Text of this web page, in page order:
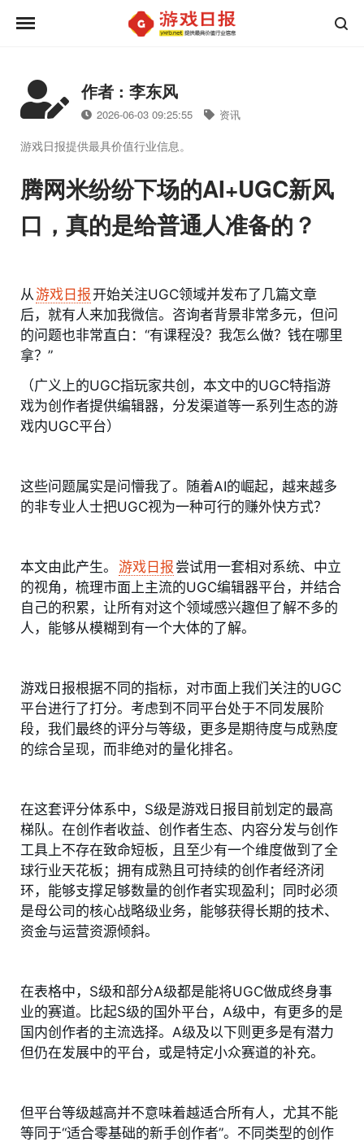
作者 : 李东风
2026-06-03 09:25:55 资讯
游戏日报提供最具价值行业信息。
腾网米纷纷下场的AI+UGC新风
口，真的是给普通人准备的？
从 游戏日报开始关注UGC领域并发布了几篇文章
后，就有人来加我微信。咨询者背景非常多元，但问
的问题也非常直白：“有课程没？我怎么做？钱在哪里
拿？”
（广义上的UGC指玩家共创，本文中的UGC特指游
戏为创作者提供编辑器，分发渠道等一系列生态的游
戏内UGC平台）
这些问题属实是问懵我了。随着AI的崛起，越来越多
的非专业人士把UGC视为一种可行的赚外快方式？
本文由此产生。 游戏日报 尝试用一套相对系统、中立
的视角，梳理市面上主流的UGC编辑器平台，并结合
自己的积累，让所有对这个领域感兴趣但了解不多的
人，能够从模糊到有一个大体的了解。
游戏日报根据不同的指标，对市面上我们关注的UGC
平台进行了打分。考虑到不同平台处于不同发展阶
段，我们最终的评分与等级，更多是期待度与成熟度
的综合呈现，而非绝对的量化排名。
在这套评分体系中，S级是游戏日报目前划定的最高
梯队。在创作者收益、创作者生态、内容分发与创作
工具上不存在致命短板，且至少有一个维度做到了全
球行业天花板；拥有成熟且可持续的创作者经济闭
环，能够支撑足够数量的创作者实现盈利；同时必须
是母公司的核心战略级业务，能够获得长期的技术、
资金与运营资源倾斜。
在表格中，S级和部分A级都是能将UGC做成终身事
业的赛道。比起S级的国外平台，A级中，有更多的是
国内创作者的主流选择。A级及以下则更多是有潜力
但仍在发展中的平台，或是特定小众赛道的补充。
但平台等级越高并不意味着越适合所有人，尤其不能
等同于“适合零基础的新手创作者”。不同类型的创作